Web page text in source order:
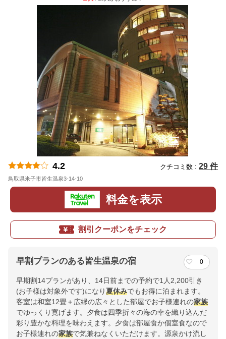
4.2 クチコミ数 : 29 件
鳥取県米子市皆生温泉3-14-10
料金を表示
割引クーポンをチェック
早割プランのある皆生温泉の宿 0
早期割14プランがあり、14日前までの予約で1人2,200引き
(お子様は対象外です)になり夏休みでもお得に泊まれます。
客室は和室12畳＋広縁の広々とした部屋でお子様連れの家族
でゆっくり寛げます。夕食は四季折々の海の幸を織り込んだ
彩り豊かな料理を味わえます。夕食は部屋食か個室食なので
お子様連れの家族で気兼ねなくいただけます。源泉かけ流し